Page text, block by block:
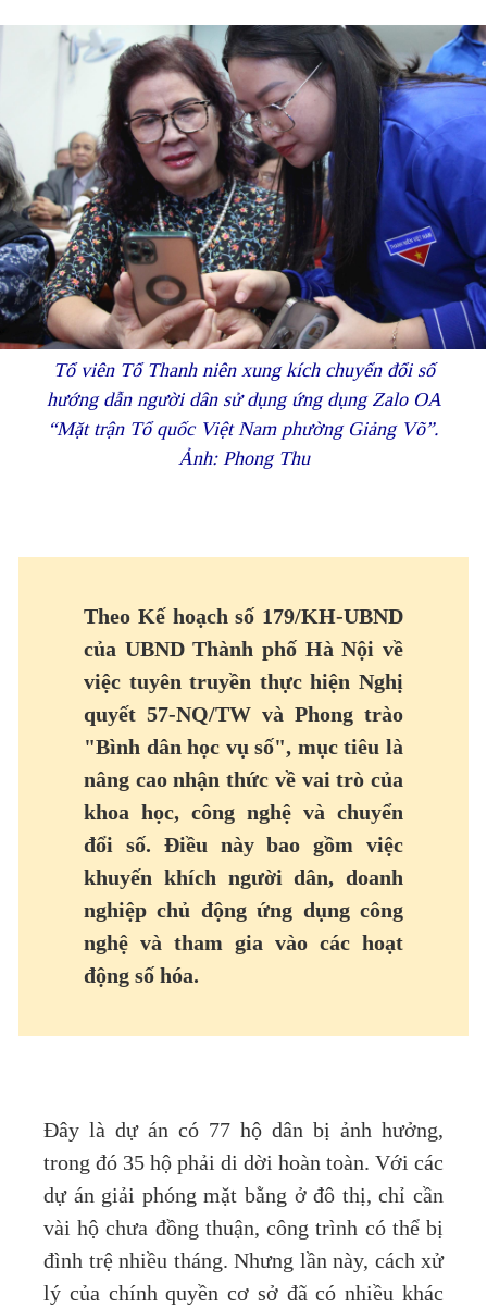
Tổ viên Tổ Thanh niên xung kích chuyển đổi số
hướng dẫn người dân sử dụng ứng dụng Zalo OA
“Mặt trận Tổ quốc Việt Nam phường Giảng Võ”.
Ảnh: Phong Thu
Theo Kế hoạch số 179/KH-UBND
của UBND Thành phố Hà Nội về
việc tuyên truyền thực hiện Nghị
quyết 57-NQ/TW và Phong trào
"Bình dân học vụ số", mục tiêu là
nâng cao nhận thức về vai trò của
khoa học, công nghệ và chuyển
đổi số. Điều này bao gồm việc
khuyến khích người dân, doanh
nghiệp chủ động ứng dụng công
nghệ và tham gia vào các hoạt
động số hóa.
Đây là dự án có 77 hộ dân bị ảnh hưởng,
trong đó 35 hộ phải di dời hoàn toàn. Với các
dự án giải phóng mặt bằng ở đô thị, chỉ cần
vài hộ chưa đồng thuận, công trình có thể bị
đình trệ nhiều tháng. Nhưng lần này, cách xử
lý của chính quyền cơ sở đã có nhiều khác